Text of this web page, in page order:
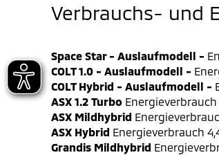
Verbrauchs- und
Space Star - Auslaufmodell -
COLT 1.0 - Auslaufmodell -
COLT Hybrid - Auslaufmodell -
ASX 1.2 Turbo Energieverbrauch
ASX Mildhybrid
ASX Hybrid Energieverbrauch
Grandis Mildhybrid